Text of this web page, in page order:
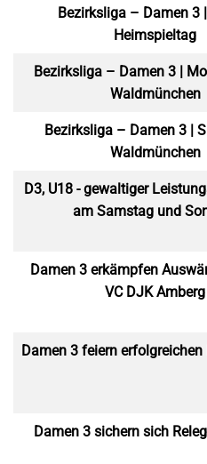
Bezirksliga – Damen 3
Heimspieltag
Bezirksliga – Damen 3 |
Waldmünchen
Bezirksliga – Damen 3 |
Waldmünchen
D3, U18 - gewaltiger
am Samstag und
Damen 3 erkämpfen
VC DJK Amberg
Damen 3 feiern
Damen 3 sichern sich